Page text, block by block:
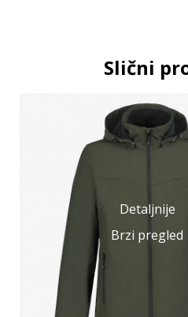
Slični
Detaljnije
Brzi pregled